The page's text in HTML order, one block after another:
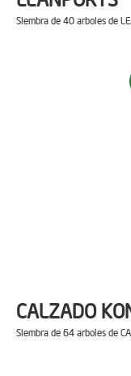
Siembra de 40 arboles de
CALZADO
Siembra de 64 arboles de